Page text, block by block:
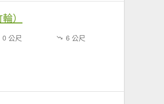
）
0 公尺
6 公尺